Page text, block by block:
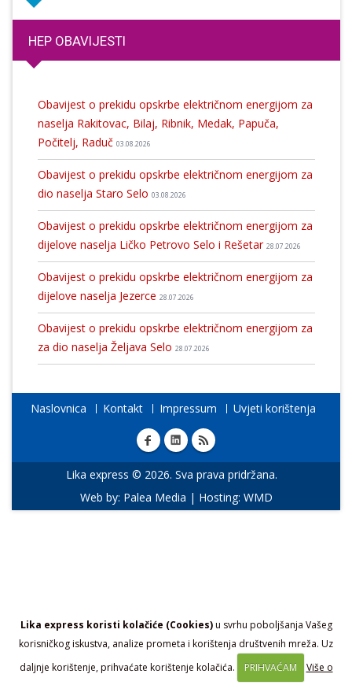
Lika express koristi kolačiće (Cookies)u svrhu poboljšanja Vašeg
korisničkog iskustva, analize prometa i korištenja društvenih mreža. Uz
daljnje korištenje, prihvaćate korištenje kolačića.
PRIHVAĆAM
Više o
HEP OBAVIJESTI
Obavijest o prekidu opskrbe električnom energijom za
naselja Rakitovac, Bilaj, Ribnik, Medak, Papuča,
Počitelj, Raduč 03.08.2026
Obavijest o prekidu opskrbe električnom energijom za
dio naselja Staro Selo 03.08.2026
Obavijest o prekidu opskrbe električnom energijom za
dijelove naselja Ličko Petrovo Selo i Rešetar 28.07.2026
Obavijest o prekidu opskrbe električnom energijom za
dijelove naselja Jezerce 28.07.2026
Obavijest o prekidu opskrbe električnom energijom za
za dio naselja Željava Selo 28.07.2026
Naslovnica Kontakt Impressum Uvjeti korištenja
Lika express © 2026. Sva prava pridržana.
Web by: Palea Media | Hosting: WMD